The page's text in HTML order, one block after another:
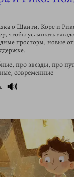
о Шанти, Коре и
чтобы услышать
просторы, новые
про звезды, про
современные
2 🔊